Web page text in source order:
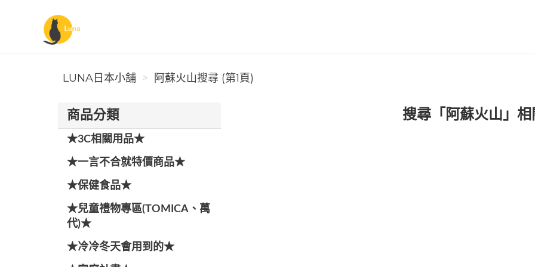
Luna日本小舖
LUNA日本小舖 阿蘇火山搜尋 (第1頁)
商品分類
★3C相關用品★
★一言不合就特價商品★
★保健食品★
★兒童禮物專區(TOMICA、萬
代)★
★冷冷冬天會用到的★
搜尋「阿蘇火山」相